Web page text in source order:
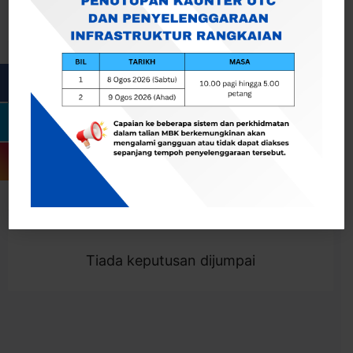
Togol Penapis
Showing 0 result
Tiada keputusan dijumpai